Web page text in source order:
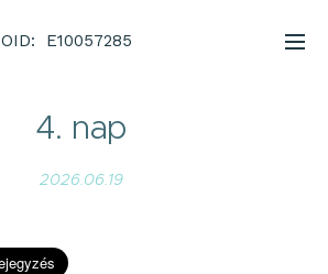
OID: E10057285
4. nap
2026.06.19